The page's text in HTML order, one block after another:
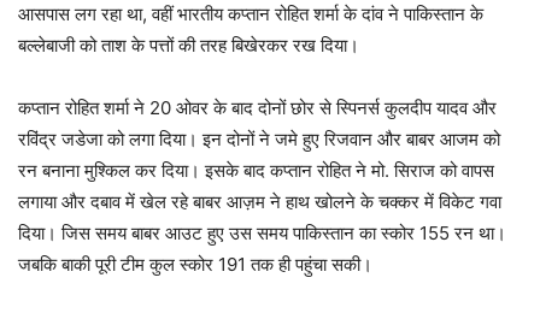
आसपास लग रहा था, वहीं भारतीय कप्तान रोहित शर्मा के दांव ने पाकिस्तान के
बल्लेबाजी को ताश के पत्तों की तरह बिखेरकर रख दिया।
कप्तान रोहित शर्मा ने 20 ओवर के बाद दोनों छोर से स्पिनर्स कुलदीप यादव और
रविंद्र जडेजा को लगा दिया। इन दोनों ने जमे हुए रिजवान और बाबर आजम को
रन बनाना मुश्किल कर दिया। इसके बाद कप्तान रोहित ने मो. सिराज को वापस
लगाया और दबाव में खेल रहे बाबर आज़म ने हाथ खोलने के चक्कर में विकेट गवा
दिया। जिस समय बाबर आउट हुए उस समय पाकिस्तान का स्कोर 155 रन था।
जबकि बाकी पूरी टीम कुल स्कोर 191 तक ही पहुंचा सकी।